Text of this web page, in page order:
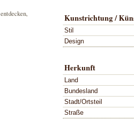
Kunstrichtung /
Stil
Design
Herkunft
Land
Bundesland
Stadt/Ortsteil
Straße